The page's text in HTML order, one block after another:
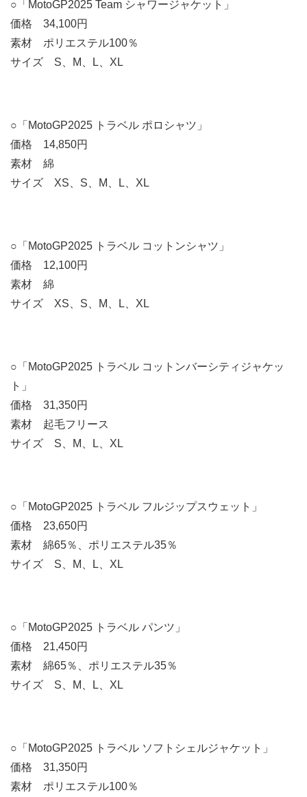
○「MotoGP2025 Team シャワージャケット」
価格 34,100円
素材 ポリエステル100％
サイズ S、M、L、XL
○「MotoGP2025 トラベル ポロシャツ」
価格 14,850円
素材 綿
サイズ XS、S、M、L、XL
○「MotoGP2025 トラベル コットンシャツ」
価格 12,100円
素材 綿
サイズ XS、S、M、L、XL
○「MotoGP2025 トラベル コットンバーシティジャケッ
ト」
価格 31,350円
素材 起毛フリース
サイズ S、M、L、XL
○「MotoGP2025 トラベル フルジップスウェット」
価格 23,650円
素材 綿65％、ポリエステル35％
サイズ S、M、L、XL
○「MotoGP2025 トラベル パンツ」
価格 21,450円
素材 綿65％、ポリエステル35％
サイズ S、M、L、XL
○「MotoGP2025 トラベル ソフトシェルジャケット」
価格 31,350円
素材 ポリエステル100％